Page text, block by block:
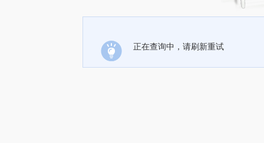
正在查询中，请刷新重试